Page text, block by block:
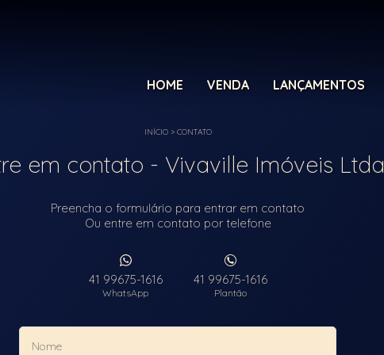
HOME VENDA LANÇAMENTOS
INÍCIO> CONTATO
em contato - Vivaville Imóveis Ltda
Preencha o formulário para entrar em contato
Ou entre em contato por telefone
41 99675-1616
WhatsApp
41 99675-1616
Plantão